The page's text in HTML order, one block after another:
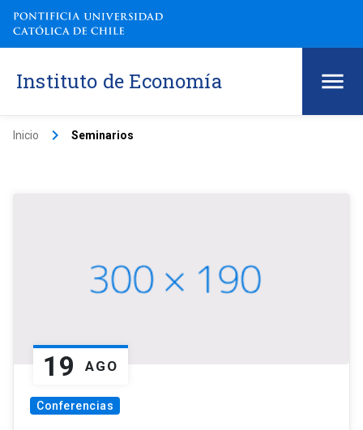
Instituto de Economía
Inicio keyboard_arrow_right Seminarios
19 AGO
Conferencias